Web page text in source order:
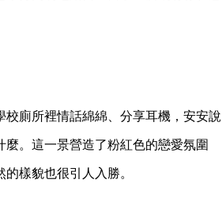
廁所裡情話綿綿、分享耳機，安安說
麼。這一景營造了粉紅色的戀愛氛圍
樣貌也很引人入勝。